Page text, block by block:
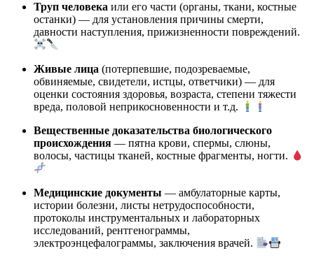
Труп человека или его части (органы, ткани, костные
останки) — для установления причины смерти,
давности наступления, прижизненности повреждений.
Живые лица (потерпевшие, подозреваемые,
обвиняемые, свидетели, истцы, ответчики) — для
оценки состояния здоровья, возраста, степени тяжести
вреда, половой неприкосновенности и т.д.
Вещественные доказательства биологического
происхождения — пятна крови, спермы, слюны,
волосы, частицы тканей, костные фрагменты, ногти.
Медицинские документы — амбулаторные карты,
истории болезни, листы нетрудоспособности,
протоколы инструментальных и лабораторных
исследований, рентгенограммы,
электроэнцефалограммы, заключения врачей.